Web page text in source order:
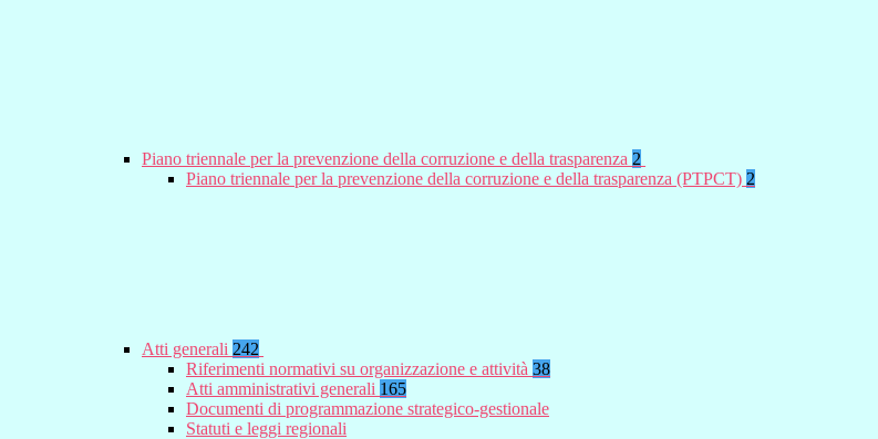
Piano triennale per la prevenzione della corruzione e della trasparenza 2
Piano triennale per la prevenzione della corruzione e della trasparenza (PTPCT) 2
Atti generali 242
Riferimenti normativi su organizzazione e attività 38
Atti amministrativi generali 165
Documenti di programmazione strategico-gestionale
Statuti e leggi regionali